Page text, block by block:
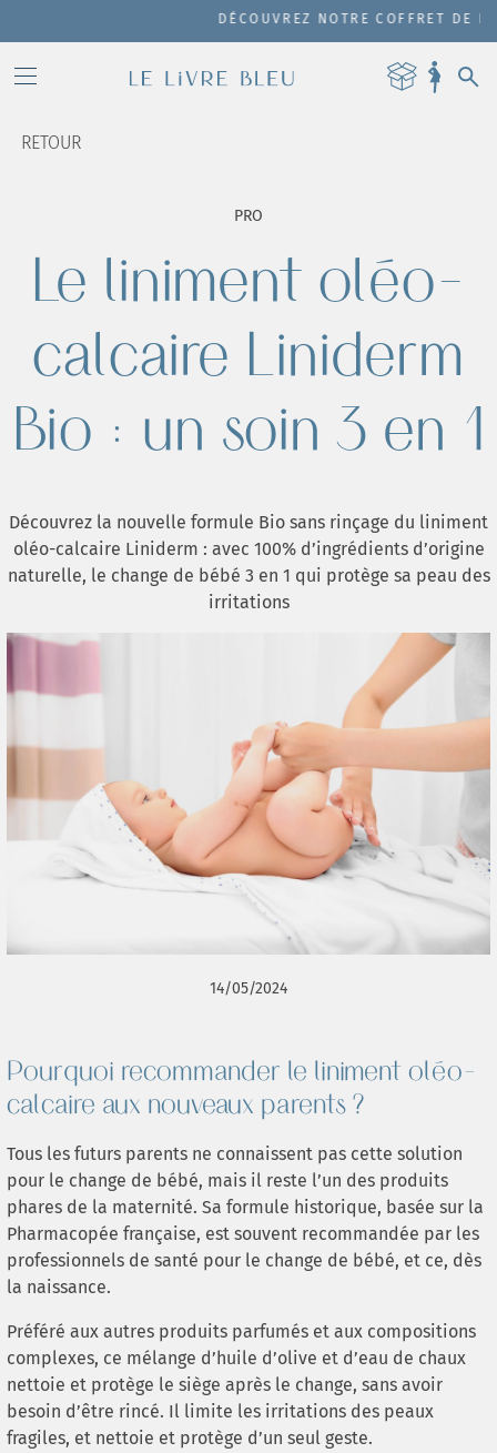
DÉCOUVREZ NOTRE COFFRET DE
RETOUR
PRO
Le liniment oléo-
calcaire Liniderm
Bio : un soin 3 en 1
Découvrez la nouvelle formule Bio sans rinçage du liniment
oléo-calcaire Liniderm : avec 100% d’ingrédients d’origine
naturelle, le change de bébé 3 en 1 qui protège sa peau des
irritations
14/05/2024
Pourquoi recommander le liniment oléo-
calcaire aux nouveaux parents ?
Tous les futurs parents ne connaissent pas cette solution
pour le change de bébé, mais il reste l’un des produits
phares de la maternité. Sa formule historique, basée sur la
Pharmacopée française, est souvent recommandée par les
professionnels de santé pour le change de bébé, et ce, dès
la naissance.
Préféré aux autres produits parfumés et aux compositions
complexes, ce mélange d’huile d’olive et d’eau de chaux
nettoie et protège le siège après le change, sans avoir
besoin d’être rincé. Il limite les irritations des peaux
fragiles, et nettoie et protège d’un seul geste.